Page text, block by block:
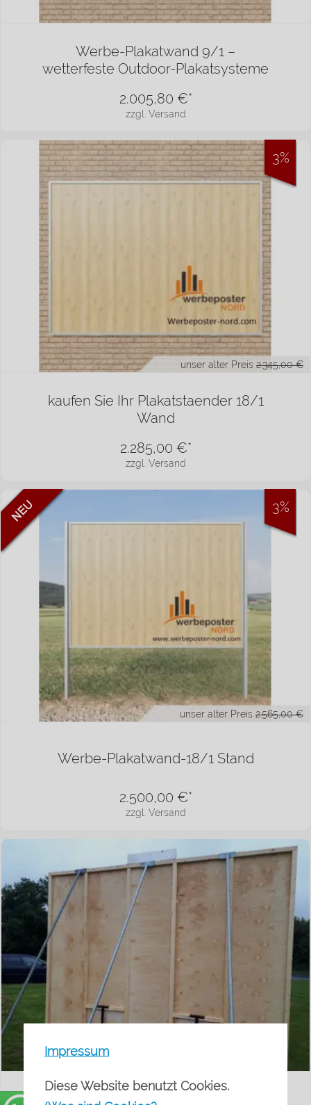
Impressum
Diese Website benutzt Cookies.
Werbe-Plakatwand 9/1 –
wetterfeste Outdoor-Plakatsysteme
zzgl. Versand
2.005,80 €*
unser alter Preis 2.345,00 €
kaufen Sie Ihr Plakatstaender 18/1
Wand
zzgl. Versand
2.285,00 €*
3%
unser alter Preis 2.565,00 €
Werbe-Plakatwand-18/1 Stand
zzgl. Versand
2.500,00 €*
3%
Mobiler Plakatständer im Format